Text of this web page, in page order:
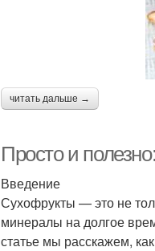
читать дальше →
Просто и
Введение
Сухофрукты — это не
минералы на долгое
статье мы расскажем,